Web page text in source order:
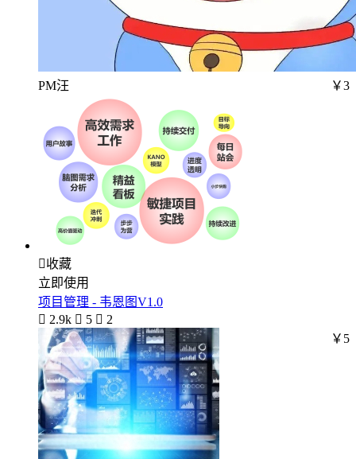
PM汪 ￥3
收藏
立即使用
项目管理 - 韦恩图V1.0
 2.9k  5  2
￥5